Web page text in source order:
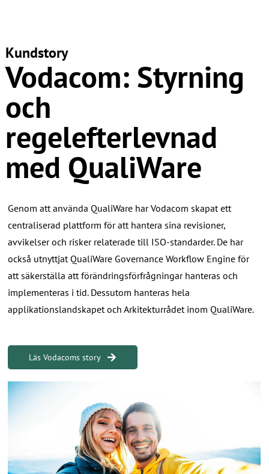
Kundstory
Vodacom: Styrning
och
regelefterlevnad
med QualiWare
Genom att använda QualiWare har Vodacom skapat ett
centraliserad plattform för att hantera sina revisioner,
avvikelser och risker relaterade till ISO-standarder. De har
också utnyttjat QualiWare Governance Workflow Engine för
att säkerställa att förändringsförfrågningar hanteras och
implementeras i tid. Dessutom hanteras hela
applikationslandskapet och Arkitekturrådet inom QualiWare.
Läs Vodacoms story